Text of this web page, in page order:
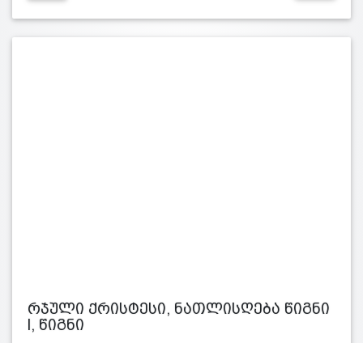
რჯული ქრისტესი, ნათლისღება წიგნი
l, წიგნი